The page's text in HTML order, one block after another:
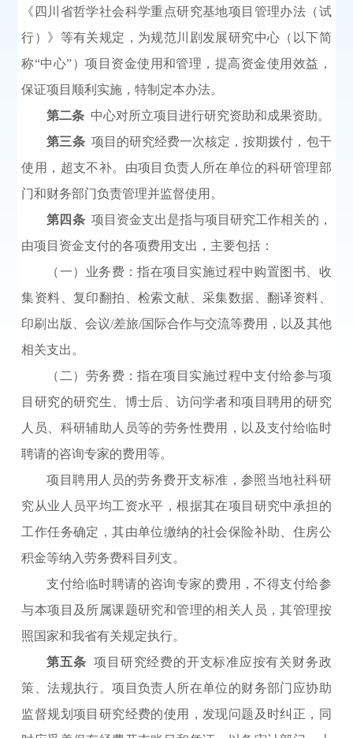
《四川省哲学社会科学重点研究基地项目管理办法（试
行）》等有关规定，为规范川剧发展研究中心（以下简
称“中心”）项目资金使用和管理，提高资金使用效益，
保证项目顺利实施，特制定本办法。
第二条 中心对所立项目进行研究资助和成果资助。
第三条项目的研究经费一次核定，按期拨付，包干
使用，超支不补。由项目负责人所在单位的科研管理部
门和财务部门负责管理并监督使用。
第四条项目资金支出是指与项目研究工作相关的，
由项目资金支付的各项费用支出，主要包括：
（一）业务费：指在项目实施过程中购置图书、收
集资料、复印翻拍、检索文献、采集数据、翻译资料、
印刷出版、会议/差旅/国际合作与交流等费用，以及其他
相关支出。
（二）劳务费：指在项目实施过程中支付给参与项
目研究的研究生、博士后、访问学者和项目聘用的研究
人员、科研辅助人员等的劳务性费用，以及支付给临时
聘请的咨询专家的费用等。
项目聘用人员的劳务费开支标准，参照当地社科研
究从业人员平均工资水平，根据其在项目研究中承担的
工作任务确定，其由单位缴纳的社会保险补助、住房公
积金等纳入劳务费科目列支。
支付给临时聘请的咨询专家的费用，不得支付给参
与本项目及所属课题研究和管理的相关人员，其管理按
照国家和我省有关规定执行。
第五条 项目研究经费的开支标准应按有关财务政
策、法规执行。项目负责人所在单位的财务部门应协助
监督规划项目研究经费的使用，发现问题及时纠正，同